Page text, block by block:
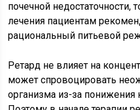
почечной недостаточности,
лечения пациентам
рациональный питьевой
Ретард не влияет на
может спровоцировать
организма из-за понижения